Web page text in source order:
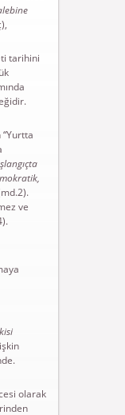
tarihini
ve
olarak